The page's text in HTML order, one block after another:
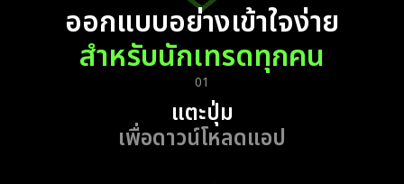
ออกแบบอย่างเข้าใจง่าย
สำหรับนักเทรดทุกคน
01
แตะปุ่ม
เพื่อดาวน์โหลดแอป